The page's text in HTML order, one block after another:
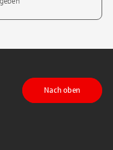
auf LinkedIn
Nach oben